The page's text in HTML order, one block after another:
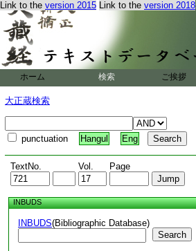
Link to the version 2015 Link to the version 2018
ホーム 検索 ご挨拶
大正蔵検索
punctuation Hangul Eng
TextNo. Vol. Page
INBUDS
INBUDS(Bibliographic Database)
Search